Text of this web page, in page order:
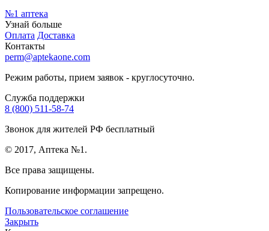
№1 аптека
Узнай больше
Оплата Доставка
Контакты
perm@aptekaone.com
Режим работы, прием заявок - круглосуточно.
Служба поддержки
8 (800) 511-58-74
Звонок для жителей РФ бесплатный
© 2017, Аптека №1.
Все права защищены.
Копирование информации запрещено.
Пользовательское соглашение
Закрыть